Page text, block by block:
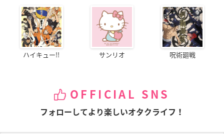
ハイキュー!! サンリオ 呪術廻戦
OFFICIAL SNS
フォローしてより楽しいオタクライフ！